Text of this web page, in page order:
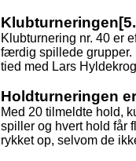
Klubturneringen
Klubturnering nr. 40 er
færdig spillede grupper.
tied med Lars
Holdturneringen
Med 20 tilmeldte hold,
spiller og hvert hold får
rykket op, selvom de